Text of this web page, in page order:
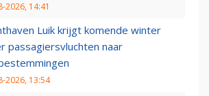
2026, 14:41
Luik krijgt komende winter
passagiersvluchten naar
2026, 13:54